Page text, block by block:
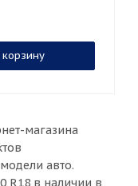
магазина
авто.
R18 в наличии в